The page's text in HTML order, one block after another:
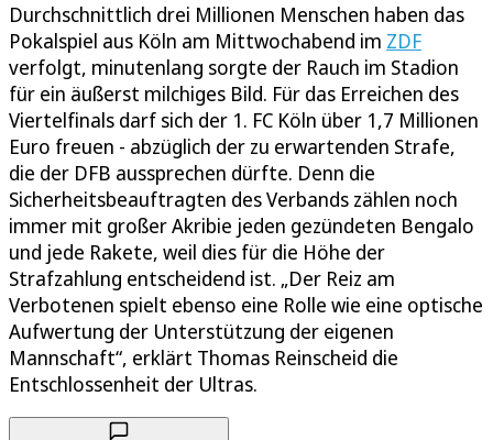
Durchschnittlich drei Millionen Menschen haben das
Pokalspiel aus Köln am Mittwochabend im ZDF
verfolgt, minutenlang sorgte der Rauch im Stadion
für ein äußerst milchiges Bild. Für das Erreichen des
Viertelfinals darf sich der 1. FC Köln über 1,7 Millionen
Euro freuen - abzüglich der zu erwartenden Strafe,
die der DFB aussprechen dürfte. Denn die
Sicherheitsbeauftragten des Verbands zählen noch
immer mit großer Akribie jeden gezündeten Bengalo
und jede Rakete, weil dies für die Höhe der
Strafzahlung entscheidend ist. „Der Reiz am
Verbotenen spielt ebenso eine Rolle wie eine optische
Aufwertung der Unterstützung der eigenen
Mannschaft“, erklärt Thomas Reinscheid die
Entschlossenheit der Ultras.